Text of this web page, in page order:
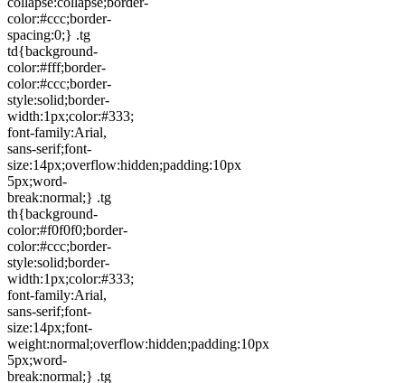
color:#ccc;border-
spacing:0;} .tg
td{background-
color:#fff;border-
color:#ccc;border-
style:solid;border-
width:1px;color:#333;
font-family:Arial,
sans-serif;font-
size:14px;overflow:hidden;padding:10px
5px;word-
break:normal;} .tg
th{background-
color:#f0f0f0;border-
color:#ccc;border-
style:solid;border-
width:1px;color:#333;
font-family:Arial,
sans-serif;font-
size:14px;font-
weight:normal;overflow:hidden;padding:10px
5px;word-
break:normal;} .tg